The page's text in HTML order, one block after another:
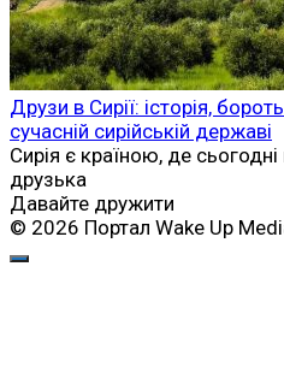
Друзи в Сирії: історія,
сучасній сирійській державі
Сирія є країною, де
друзька
Давайте дружити
© 2026 Портал Wake Up